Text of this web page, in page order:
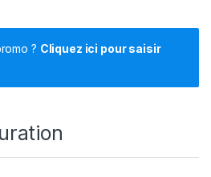
? Cliquez ici pour saisir